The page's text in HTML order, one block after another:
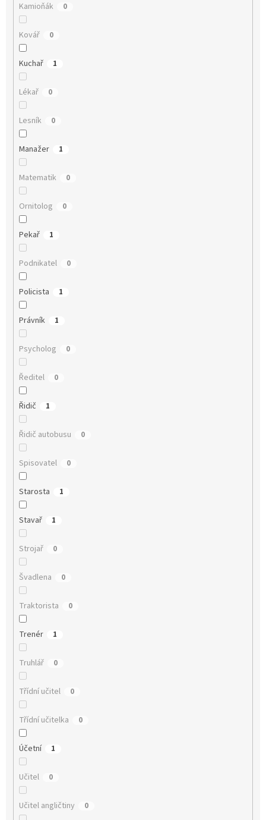
Kamioňák 0
Kovář 0
Kuchař 1
Lékař 0
Lesník 0
Manažer 1
Matematik 0
Ornitolog 0
Pekař 1
Podnikatel 0
Policista 1
Právník 1
Psycholog 0
Ředitel 0
Řidič 1
Řidič autobusu 0
Spisovatel 0
Starosta 1
Stavař 1
Strojař 0
Švadlena 0
Traktorista 0
Trenér 1
Truhlář 0
Třídní učitel 0
Třídní učitelka 0
Účetní 1
Učitel 0
Učitel angličtiny 0